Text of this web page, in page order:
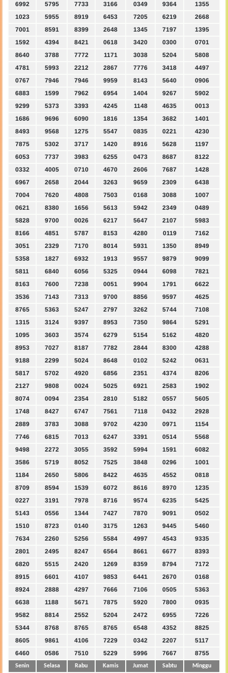
6992
5795 7733 3166 0349 9364
1355
1023
5955 8919 6453 7205 6219
2668
7001
8591 8399 2648 1345 7197
1395
1592
4394 8421 0618 3420 0300
0701
8640
3788 7772 1171 3038 5204
5808
4781
5993 2212 2867 7776 3418
4497
0767
7946 7946 9959 8143 5640
0906
6883
1599 7962 6954 1404 9267
5902
9299
5373 3393 4245 1148 4635
0013
1686
9696 6090 1816 1354 3682
1401
8493
9568 1275 5547 0835 0221
4230
7875
5302 3717 1420 8916 5628
1197
6053
7737 3983 6255 0473 8687
8122
0332
4005 0710 4670 2606 7687
1428
6967
2658 2044 3263 9659 2309
6438
7004
7620 4808 7503 0168 3088
1007
0621
8380 1656 5613 5942 2349
0489
5828
9700 0026 6217 5647 2107
5983
8166
4851 5787 8153 4280 0119
7162
3051
2329 7170 8014 5931 1350
8949
5358
1827 6932 1913 9557 9879
9099
5811
6840 6056 5325 0944 6098
7821
8163
7600 7238 0051 9904 1791
6622
3536
7143 7313 9700 8856 9597
4625
8765
5363 5247 2797 3262 5744
7108
1315
3124 9397 8953 7350 9864
5291
1095
3603 3574 6279 5154 5162
4820
8953
7027 8187 7782 2844 8300
4288
9188
2299 5024 8648 0102 5242
0631
5817
5702 4920 6856 2351 4374
8206
2127
9808 0024 5025 6921 2583
1902
8074
0094 2354 2810 5182 0557
5605
1748
8427 6747 7561 7118 0432
2928
2889
3783 3088 9702 4230 0971
1154
7746
6815 7013 6247 3391 0514
5568
9498
2272 3055 3592 5994 1591
6082
3586
5719 8052 7525 3848 0296
1001
1184
2650 5806 8422 4635 4552
0818
8709
8594 1539 6072 8616 8970
1235
0227
3191 7978 8716 9574 6235
5425
5143
0556 1344 7427 7870 9091
0502
1510
8723 0140 3175 1263 9445
5460
7634
2260 5256 5584 4997 4543
9335
2801
2495 8247 6564 8661 6677
8393
6820
5515 2420 1269 8359 8794
7172
8915
6601 4107 9853 6441 2670
0168
8924
2888 4297 7666 7106 0505
5363
6638
1188 5671 7875 5920 7800
0935
9582
8814 2552 5204 2472 6955
7226
5344
8768 8765 8765 6548 4352
8825
8605
9861 4106 7229 0342 2207
5117
6460
0586 7510 5229 5996 7667 8755
Senin Selasa Rabu Kamis Jumat Sabtu Minggu